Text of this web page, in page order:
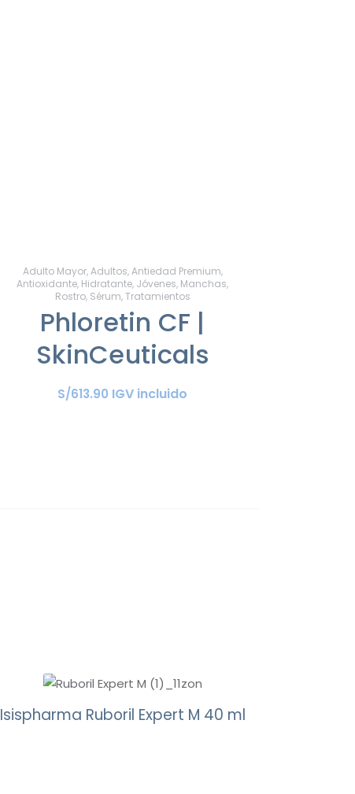
Adulto Mayor,Adultos,Antiedad Premium,
Antioxidante, Hidratante, Jóvenes, Manchas,
Rostro, Sérum,Tratamientos
Phloretin CF |
SkinCeuticals
S/613.90 IGV incluido
Isispharma Ruboril Expert M 40 ml